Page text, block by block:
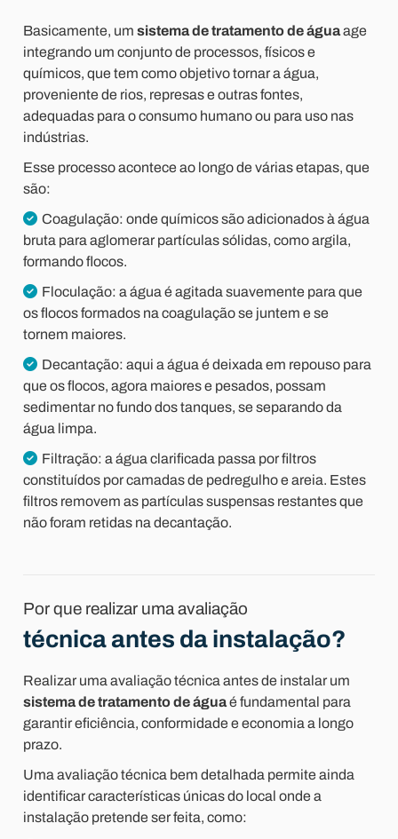
Basicamente, um sistema de tratamento de águaage
integrando um conjunto de processos, físicos e
químicos, que tem como objetivo tornar a água,
proveniente de rios, represas e outras fontes,
adequadas para o consumo humano ou para uso nas
indústrias.
Esse processo acontece ao longo de várias etapas, que
são:
Coagulação: onde químicos são adicionados à água
bruta para aglomerar partículas sólidas, como argila,
formando flocos.
Floculação: a água é agitada suavemente para que
os flocos formados na coagulação se juntem e se
tornem maiores.
Decantação: aqui a água é deixada em repouso para
que os flocos, agora maiores e pesados, possam
sedimentar no fundo dos tanques, se separando da
água limpa.
Filtração: a água clarificada passa por filtros
constituídos por camadas de pedregulho e areia. Estes
filtros removem as partículas suspensas restantes que
não foram retidas na decantação.
Por que realizar uma avaliação
técnica antes da instalação?
Realizar uma avaliação técnica antes de instalar um
sistema de tratamento de águaé fundamental para
garantir eficiência, conformidade e economia a longo
prazo.
Uma avaliação técnica bem detalhada permite ainda
identificar características únicas do local onde a
instalação pretende ser feita, como: